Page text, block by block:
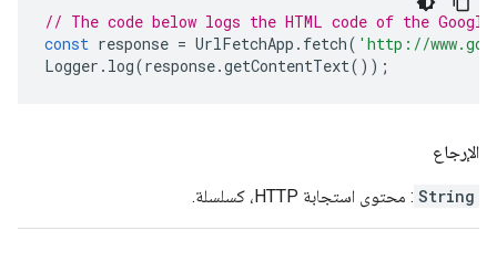
// The code below logs the HTML code of the Google
const response = UrlFetchApp . fetch( 'http://
Logger . log(response.getContentText());
الإرجاع
String : محتوى استجابة HTTP، كسلسلة.